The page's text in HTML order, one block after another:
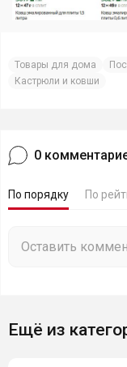
Товары для дома
Кастрюли и ковши
0
По порядку По
Ещё из